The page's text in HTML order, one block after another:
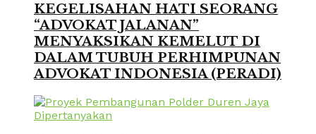
KEGELISAHAN HATI SEORANG
“ADVOKAT JALANAN”
MENYAKSIKAN KEMELUT DI
DALAM TUBUH PERHIMPUNAN
ADVOKAT INDONESIA (PERADI)